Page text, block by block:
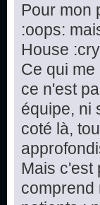
Pour mon
:oops:
House
Ce qui
ce n'est
équipe, ni
coté là,
Mais c'est
comprend